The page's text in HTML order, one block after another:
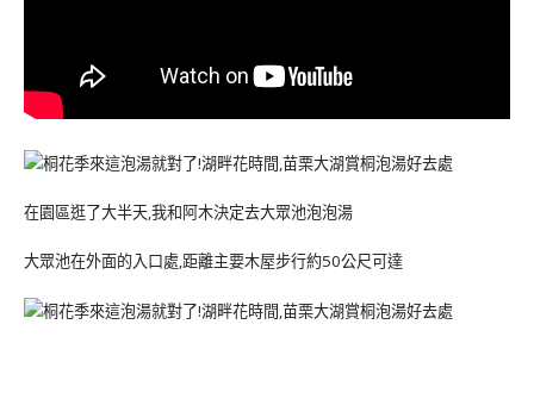
在園區逛了大半天,我和阿木決定去大眾池泡泡湯
大眾池在外面的入口處,距離主要木屋步行約50公尺可達